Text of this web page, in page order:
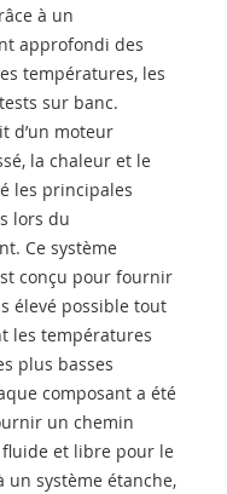
à un
approfondi des
températures, les
sur banc.
d’un moteur
la chaleur et le
les principales
lors du
Ce système
conçu pour fournir
élevé possible tout
les températures
plus basses
composant a été
un chemin
et libre pour le
un système étanche,